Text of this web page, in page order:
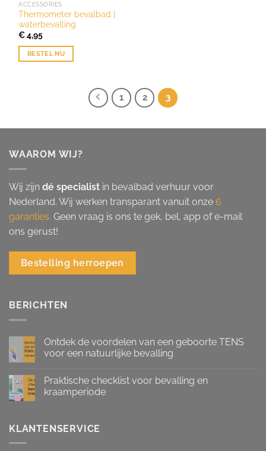
ACCESSORIES
Thermometer bevalbad |
waterbevalling
€4,95
BESTEL NU
1 2 3
WAAROM WIJ?
Wij zijn dé specialist in bevalbad verhuur voor
Nederland. Wij werken transparant vanuit onze 6
garanties. Geen vraag is ons te gek, bel, app of e-mail
ons gerust!
Bestelling herroepen
BERICHTEN
Ontdek de voordelen van een geboorte TENS
voor een natuurlijke bevalling
Praktische checklist voor bevalling en
kraamperiode
KLANTENSERVICE